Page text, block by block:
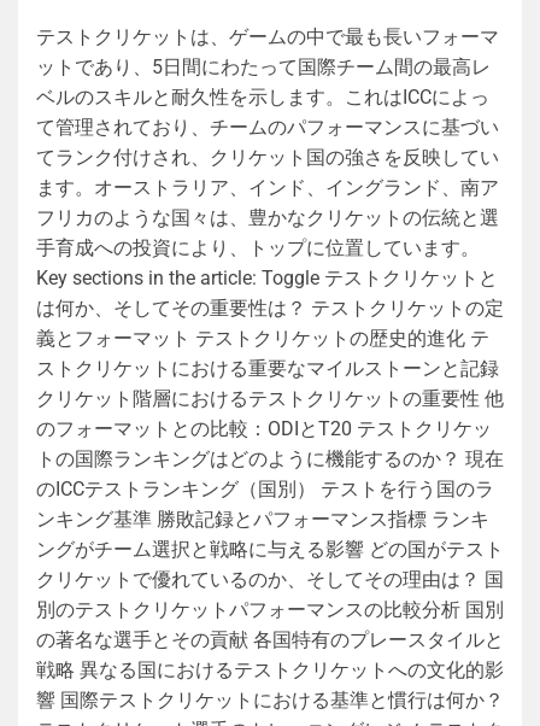
テストクリケットは、ゲームの中で最も長いフォーマ
ットであり、5日間にわたって国際チーム間の最高レ
ベルのスキルと耐久性を示します。これはICCによっ
て管理されており、チームのパフォーマンスに基づい
てランク付けされ、クリケット国の強さを反映してい
ます。オーストラリア、インド、イングランド、南ア
フリカのような国々は、豊かなクリケットの伝統と選
手育成への投資により、トップに位置しています。
Key sections in the article: Toggle テストクリケットと
は何か、そしてその重要性は？ テストクリケットの定
義とフォーマット テストクリケットの歴史的進化 テ
ストクリケットにおける重要なマイルストーンと記録
クリケット階層におけるテストクリケットの重要性 他
のフォーマットとの比較：ODIとT20 テストクリケッ
トの国際ランキングはどのように機能するのか？ 現在
のICCテストランキング（国別） テストを行う国のラ
ンキング基準 勝敗記録とパフォーマンス指標 ランキ
ングがチーム選択と戦略に与える影響 どの国がテスト
クリケットで優れているのか、そしてその理由は？ 国
別のテストクリケットパフォーマンスの比較分析 国別
の著名な選手とその貢献 各国特有のプレースタイルと
戦略 異なる国におけるテストクリケットへの文化的影
響 国際テストクリケットにおける基準と慣行は何か？